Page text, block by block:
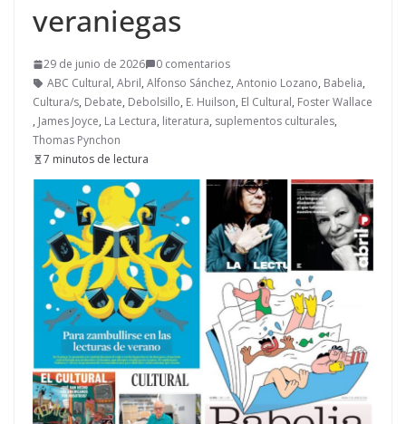
veraniegas
29 de junio de 2026
0 comentarios
ABC Cultural, Abril, Alfonso Sánchez, Antonio Lozano, Babelia,
Cultura/s, Debate, Debolsillo, E. Huilson, El Cultural, Foster Wallace
, James Joyce, La Lectura, literatura, suplementos culturales,
Thomas Pynchon
7 minutos de lectura